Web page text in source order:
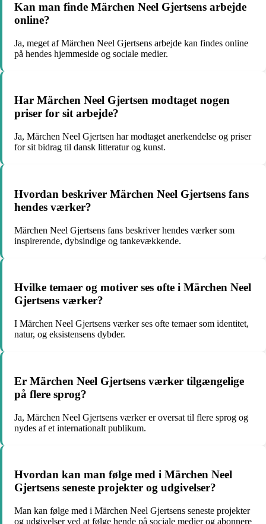
Kan man finde Märchen Neel Gjertsens arbejde
online?
Ja, meget af Märchen Neel Gjertsens arbejde kan findes online
på hendes hjemmeside og sociale medier.
Har Märchen Neel Gjertsen modtaget nogen
priser for sit arbejde?
Ja, Märchen Neel Gjertsen har modtaget anerkendelse og priser
for sit bidrag til dansk litteratur og kunst.
Hvordan beskriver Märchen Neel Gjertsens fans
hendes værker?
Märchen Neel Gjertsens fans beskriver hendes værker som
inspirerende, dybsindige og tankevækkende.
Hvilke temaer og motiver ses ofte i Märchen Neel
Gjertsens værker?
I Märchen Neel Gjertsens værker ses ofte temaer som identitet,
natur, og eksistensens dybder.
Er Märchen Neel Gjertsens værker tilgængelige
på flere sprog?
Ja, Märchen Neel Gjertsens værker er oversat til flere sprog og
nydes af et internationalt publikum.
Hvordan kan man følge med i Märchen Neel
Gjertsens seneste projekter og udgivelser?
Man kan følge med i Märchen Neel Gjertsens seneste projekter
og udgivelser ved at følge hende på sociale medier og abonnere